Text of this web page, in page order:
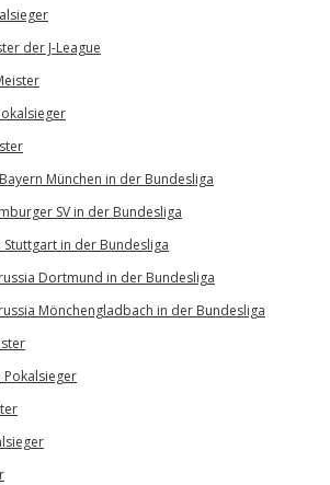
der J-League
München in der Bundesliga
SV in der Bundesliga
Stuttgart in der Bundesliga
Dortmund in der Bundesliga
Mönchengladbach in der Bundesliga